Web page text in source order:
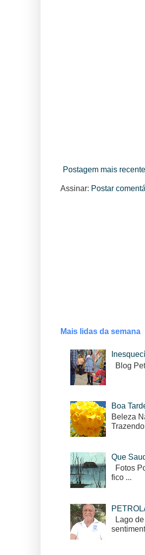
Postagem mais recente
Assinar: Postar
Mais lidas da semana
Blog
Boa
Beleza
Que
Fotos
fico ...
Lago